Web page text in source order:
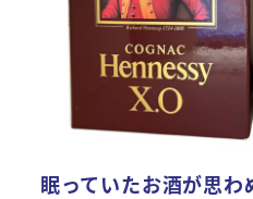
眠っていたお酒が思